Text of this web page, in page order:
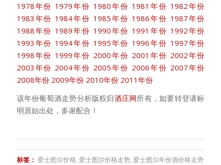
1978年份 1979年份 1980年份 1981年份 1982年份
1983年份 1984年份 1985年份 1986年份 1987年份
1988年份 1989年份 1990年份 1991年份 1992年份
1993年份 1994年份 1995年份 1996年份 1997年份
1998年份 1999年份 2000年份 2001年份 2002年份
2003年份 2004年份 2005年份 2006年份 2007年份
2008年份 2009年份 2010年份 2011年份
该年份葡萄酒走势分析版权归酒庄网所有，如要转登请标
明原始出处，多谢配合！
标签： 爱士图尔价格,爱士图尔价格走势,爱士图尔年份酒价格走势